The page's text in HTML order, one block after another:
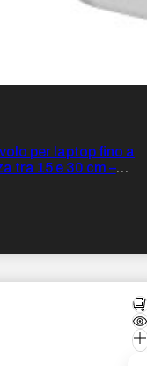
per laptop fino a
tra 15 e 30 cm –